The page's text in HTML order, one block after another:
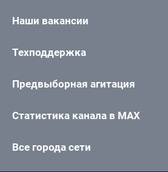
Наши вакансии
Техподдержка
Предвыборная агитация
Статистика канала в MAX
Все города сети